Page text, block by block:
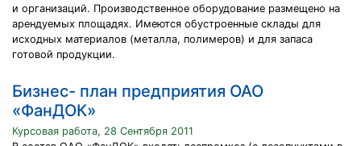
и организаций. Производственное оборудование размещено на
арендуемых площадях. Имеются обустроенные склады для
исходных материалов (металла, полимеров) и для запаса
готовой продукции.
Бизнес- план предприятия ОАО
«ФанДОК»
Курсовая работа, 28 Сентября 2011